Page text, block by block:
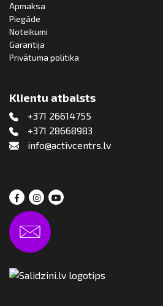
Apmaksa
Piegāde
Noteikumi
Garantija
Privātuma politika
Klientu atbalsts
+371 26614755
+371 28668983
info@activcentrs.lv